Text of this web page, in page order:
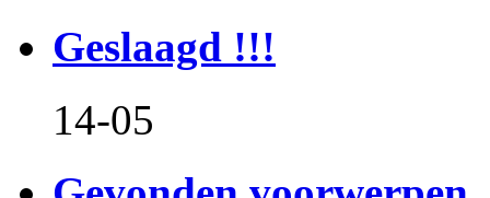
Geslaagd !!!
14-05